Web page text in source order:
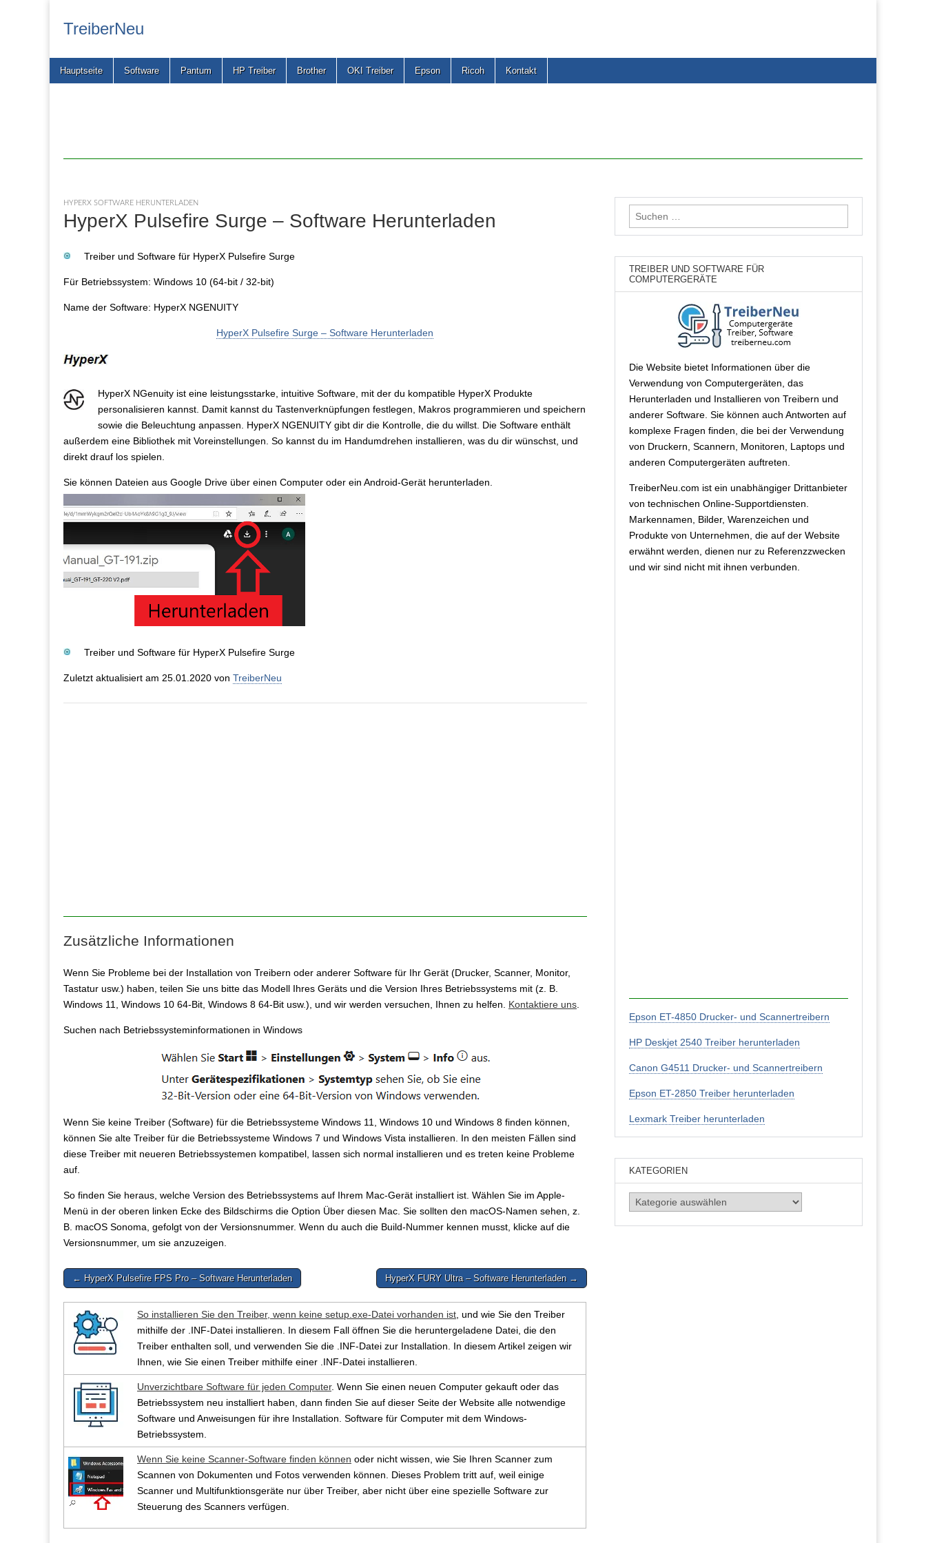
TreiberNeu
Main
Skip
Hauptseite Software Pantum HP Treiber Brother OKI Treiber Epson Ricoh Kontakt
HYPERX SOFTWARE HERUNTERLADEN
HyperX Pulsefire Surge – Software Herunterladen
Treiber und Software für HyperX Pulsefire Surge
Für Betriebssystem: Windows 10 (64-bit / 32-bit)
Name der Software: HyperX NGENUITY
HyperX Pulsefire Surge – Software Herunterladen
HyperX NGenuity ist eine leistungsstarke, intuitive Software, mit der du kompatible HyperX Produkte
personalisieren kannst. Damit kannst du Tastenverknüpfungen festlegen, Makros programmieren und speichern
sowie die Beleuchtung anpassen. HyperX NGENUITY gibt dir die Kontrolle, die du willst. Die Software enthält
außerdem eine Bibliothek mit Voreinstellungen. So kannst du im Handumdrehen installieren, was du dir wünschst, und
direkt drauf los spielen.
Sie können Dateien aus Google Drive über einen Computer oder ein Android-Gerät herunterladen.
Treiber und Software für HyperX Pulsefire Surge
Zuletzt aktualisiert am 25.01.2020 von TreiberNeu
Zusätzliche Informationen
Wenn Sie Probleme bei der Installation von Treibern oder anderer Software für Ihr Gerät (Drucker, Scanner, Monitor,
Tastatur usw.) haben, teilen Sie uns bitte das Modell Ihres Geräts und die Version Ihres Betriebssystems mit (z. B.
Windows 11, Windows 10 64-Bit, Windows 8 64-Bit usw.), und wir werden versuchen, Ihnen zu helfen. Kontaktiere uns
Suchen nach Betriebssysteminformationen in Windows
Wenn Sie keine Treiber (Software) für die Betriebssysteme Windows 11, Windows 10 und Windows 8 finden können,
können Sie alte Treiber für die Betriebssysteme Windows 7 und Windows Vista installieren. In den meisten Fällen sind
diese Treiber mit neueren Betriebssystemen kompatibel, lassen sich normal installieren und es treten keine Probleme
auf.
So finden Sie heraus, welche Version des Betriebssystems auf Ihrem Mac-Gerät installiert ist. Wählen Sie im Apple-
Menü in der oberen linken Ecke des Bildschirms die Option Über diesen Mac. Sie sollten den macOS-Namen sehen, z.
B. macOS Sonoma, gefolgt von der Versionsnummer. Wenn du auch die Build-Nummer kennen musst, klicke auf die
Versionsnummer, um sie anzuzeigen.
Post
navigation
← HyperX Pulsefire FPS Pro – Software Herunterladen HyperX FURY Ultra – Software Herunterladen →
So installieren Sie den Treiber, wenn keine setup.exe-Datei vorhanden ist , und wie Sie den Treiber
mithilfe der .INF-Datei installieren. In diesem Fall öffnen Sie die heruntergeladene Datei, die den
Treiber enthalten soll, und verwenden Sie die .INF-Datei zur Installation. In diesem Artikel zeigen wir
Ihnen, wie Sie einen Treiber mithilfe einer .INF-Datei installieren.
Unverzichtbare Software für jeden Computer. Wenn Sie einen neuen Computer gekauft oder das
Betriebssystem neu installiert haben, dann finden Sie auf dieser Seite der Website alle notwendige
Software und Anweisungen für ihre Installation. Software für Computer mit dem Windows-
Betriebssystem.
Wenn Sie keine Scanner-Software finden können oder nicht wissen, wie Sie Ihren Scanner zum
Scannen von Dokumenten und Fotos verwenden können. Dieses Problem tritt auf, weil einige
Scanner und Multifunktionsgeräte nur über Treiber, aber nicht über eine spezielle Software zur
Steuerung des Scanners verfügen.
Suchen
nach:
TREIBER UND SOFTWARE FÜR
COMPUTERGERÄTE
Die Website bietet Informationen über die
Verwendung von Computergeräten, das
Herunterladen und Installieren von Treibern und
anderer Software. Sie können auch Antworten auf
komplexe Fragen finden, die bei der Verwendung
von Druckern, Scannern, Monitoren, Laptops und
anderen Computergeräten auftreten.
TreiberNeu.com ist ein unabhängiger Drittanbieter
von technischen Online-Supportdiensten.
Markennamen, Bilder, Warenzeichen und
Produkte von Unternehmen, die auf der Website
erwähnt werden, dienen nur zu Referenzzwecken
und wir sind nicht mit ihnen verbunden.
Epson ET-4850 Drucker- und Scannertreibern
HP Deskjet 2540 Treiber herunterladen
Canon G4511 Drucker- und Scannertreibern
Epson ET-2850 Treiber herunterladen
Lexmark Treiber herunterladen
KATEGORIEN
Kategorien